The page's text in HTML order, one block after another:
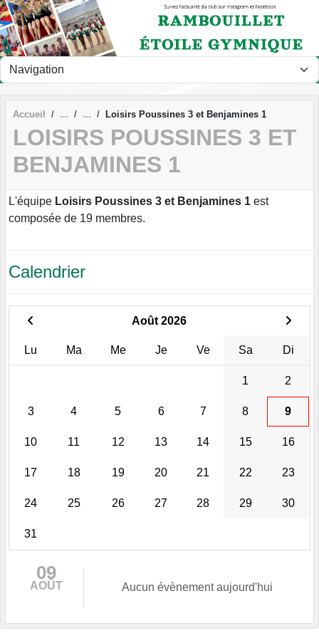
Accueil Loisirs Poussines 3 et Benjamines 1
LOISIRS POUSSINES 3 ET
BENJAMINES 1
L'équipe Loisirs Poussines 3 et Benjamines 1 est
composée de 19 membres.
Calendrier
Août 2026
Lu Ma Me Je Ve Sa Di
1 2
3 4 5 6 7 8 9
10 11 12 13 14 15 16
17 18 19 20 21 22 23
24 25 26 27 28 29 30
31
09
AOÛT Aucun évènement aujourd'hui
Panneau de gestion des cookies